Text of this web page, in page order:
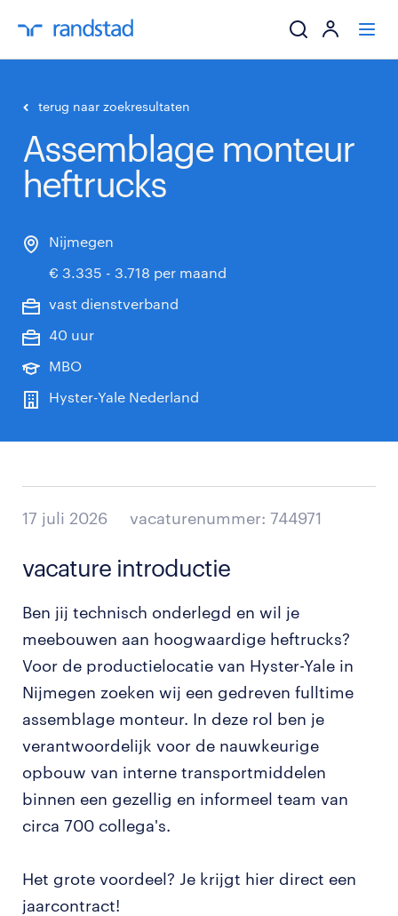
werkgevers
terug naar zoekresultaten
Assemblage monteur
heftrucks
Nijmegen
€ 3.335 - 3.718 per maand
vast dienstverband
40 uur
MBO
Hyster-Yale Nederland
17 juli 2026 vacaturenummer: 744971
vacature introductie
Ben jij technisch onderlegd en wil je
meebouwen aan hoogwaardige heftrucks?
Voor de productielocatie van Hyster-Yale in
Nijmegen zoeken wij een gedreven fulltime
assemblage monteur. In deze rol ben je
verantwoordelijk voor de nauwkeurige
opbouw van interne transportmiddelen
binnen een gezellig en informeel team van
circa 700 collega's.
Het grote voordeel? Je krijgt hier direct een
jaarcontract!